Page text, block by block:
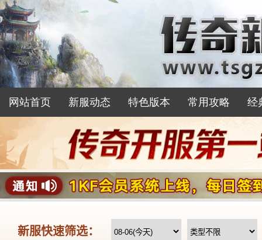
网站首页 新服动态 特色版本 常用攻略 经